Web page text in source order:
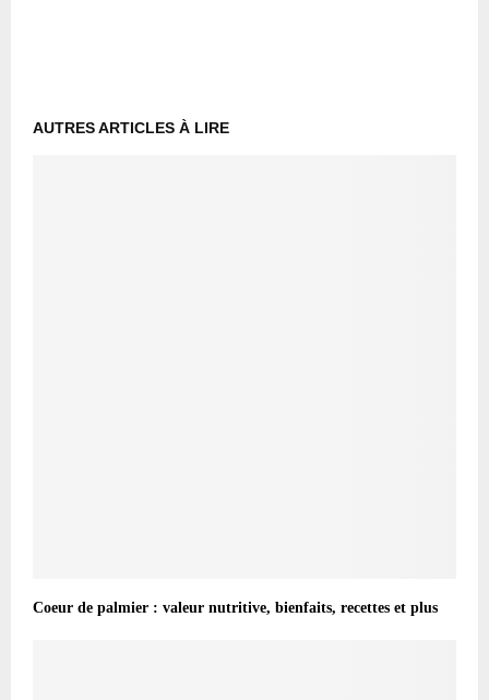
AUTRES ARTICLES À LIRE
Coeur de palmier : valeur nutritive, bienfaits, recettes et plus